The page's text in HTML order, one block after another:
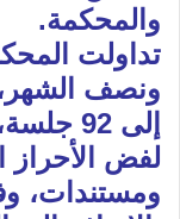
والمحكمة.
ونصف
لفض الأحراز
ومستندات،